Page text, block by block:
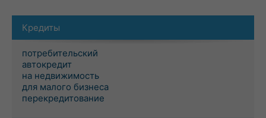
Кредиты
потребительский
автокредит
на недвижимость
для малого бизнеса
перекредитование